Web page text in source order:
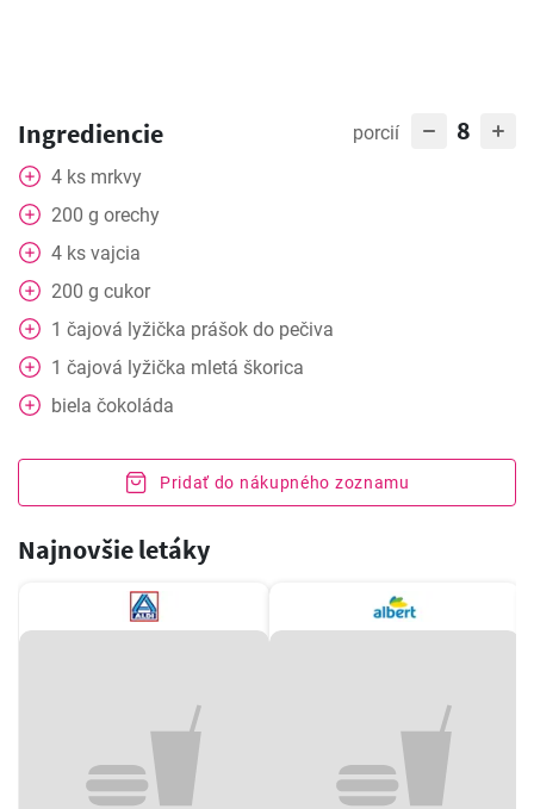
Ingrediencie porcií 8
4 ks mrkvy
200 g orechy
4 ks vajcia
200 g cukor
1 čajová lyžička prášok do pečiva
1 čajová lyžička mletá škorica
biela čokoláda
Pridať do nákupného zoznamu
Najnovšie letáky